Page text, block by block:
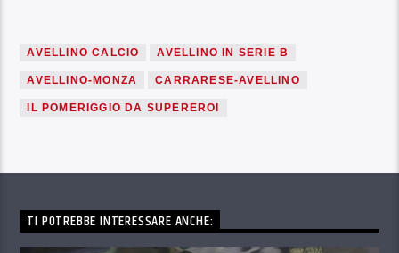
AVELLINO CALCIO AVELLINO IN SERIE B
AVELLINO-MONZA CARRARESE-AVELLINO
IL POMERIGGIO DA SUPEREROI
TI POTREBBE INTERESSARE ANCHE: